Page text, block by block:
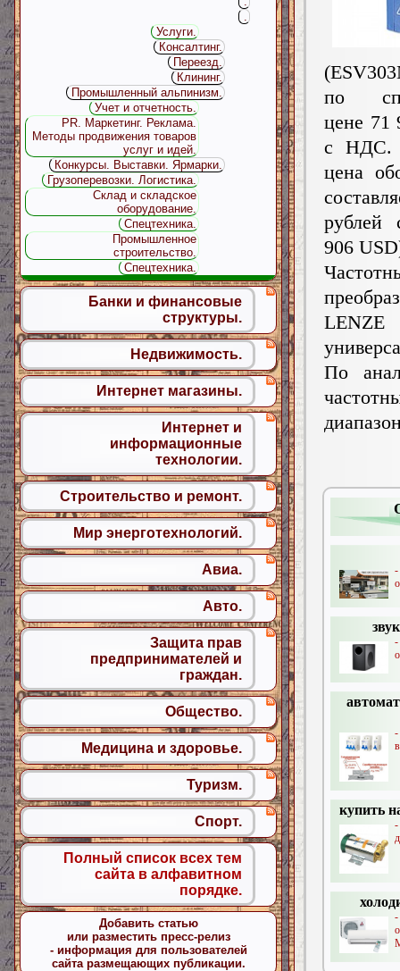
-
-
купить
-
-
по
цене 71
с НДС.
цена
906
По
.
Услуги.
Консалтинг.
Переезд.
Клининг.
Промышленный альпинизм.
Учет и отчетность.
PR. Маркетинг. Реклама.
Методы продвижения товаров
услуг и идей.
Конкурсы. Выставки. Ярмарки.
Грузоперевозки. Логистика.
Склад и складское
оборудование.
Спецтехника.
Промышленное
строительство.
Спецтехника.
Банки и финансовые
структуры.
Недвижимость.
Интернет магазины.
Интернет и
информационные
технологии.
Строительство и ремонт.
Мир энерготехнологий.
Авиа.
Авто.
Защита прав
предпринимателей и
граждан.
Общество.
Медицина и здоровье.
Туризм.
Спорт.
Полный список всех тем
сайта в алфавитном
порядке.
Добавить статью
или разместить пресс-релиз
- информация для пользователей
сайта размещающих публикации.